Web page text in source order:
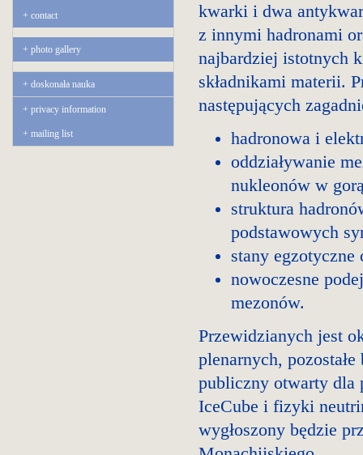
contact
photo gallery
doskonała nauka
privacy information
mailing list
kwarki i dwa
z innymi hadronami
najbardziej istotnych
składnikami materii.
następujących
hadronowa i
oddziaływanie
nukleonów w
struktura
podstawowych
stany
nowoczesne
mezonów.
Przewidzianych jest
plenarnych,
publiczny otwarty dla
IceCube i fizyki
wygłoszony będzie